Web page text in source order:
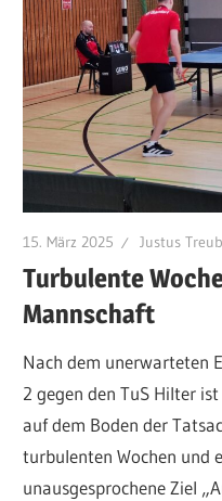
15. März 2025 Justus
Turbulente
Mannschaft
Nach dem unerwarteten
2 gegen den TuS Hilter
auf dem Boden der
turbulenten Wochen und
unausgesprochene Ziel